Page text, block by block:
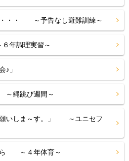
・・・ ～予告なし避難訓練～
年調理実習～
♪」
縄跳び週間～
願いしま～す。」 ～ユニセフ
ら ～４年体育～